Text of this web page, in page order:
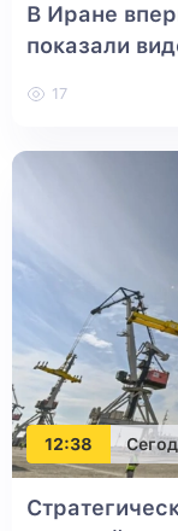
В Иране
показали
17
12:38